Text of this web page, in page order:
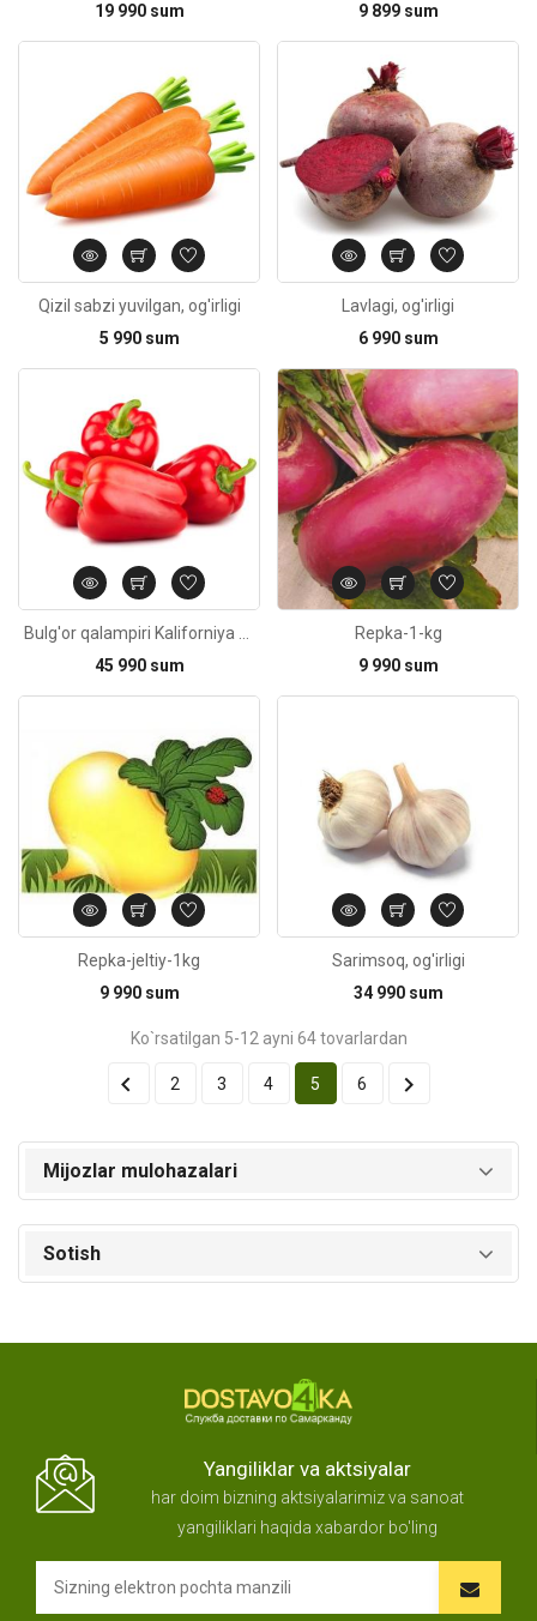
19 990 sum
9 899 sum
Qizil sabzi yuvilgan, og'irligi
5 990 sum
Lavlagi, og'irligi
6 990 sum
45 990 sum
Repka-1-kg
9 990 sum
Repka-jeltiy-1kg
9 990 sum
Sarimsoq, og'irligi
34 990 sum
Ko`rsatilgan 5-12 ayni 64 tovarlardan
 2 3 4 5 6 
Mijozlar mulohazalari
Sotish
Yangiliklar va aktsiyalar
har doim bizning aktsiyalarimiz va sanoat
yangiliklari haqida xabardor bo'ling